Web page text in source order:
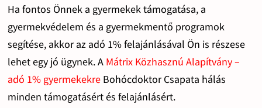
Ha fontos Önnek a gyermekek támogatása, a
gyermekvédelem és a gyermekmentő programok
segítése, akkor az adó 1% felajánlásával Ön is részese
lehet egy jó ügynek. A Mátrix Közhasznú Alapítvány –
adó 1% gyermekekreBohócdoktor Csapata hálás
minden támogatásért és felajánlásért.